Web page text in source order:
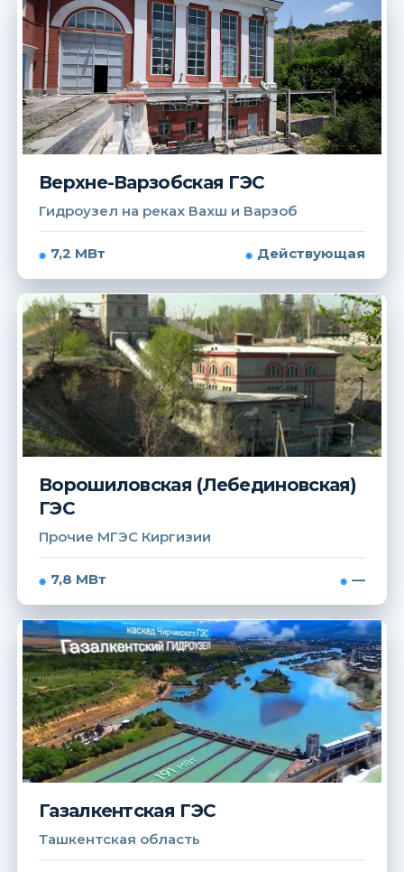
Верхне-Варзобская ГЭС
Гидроузел на реках Вахш и Варзоб
7,2 МВт Действующая
Ворошиловская (Лебединовская)
ГЭС
Прочие МГЭС Киргизии
7,8 МВт —
Газалкентская ГЭС
Ташкентская область